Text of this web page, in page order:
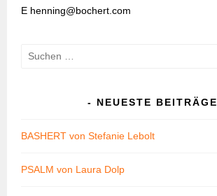
E henning@bochert.com
Suchen
NEUESTE BEITRÄGE
BASHERT von Stefanie Lebolt
PSALM von Laura Dolp